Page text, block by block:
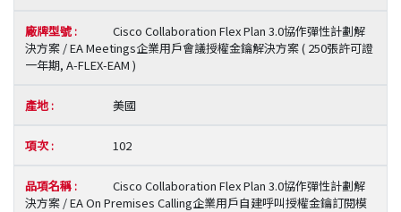
Cisco Collaboration Flex Plan 3.0協作彈性計劃解
決方案 / EA Meetings企業用戶會議授權金鑰解決方案 ( 250張許可證
一年期, A-FLEX-EAM )
美國
102
Cisco Collaboration Flex Plan 3.0協作彈性計劃解
決方案 / EA On Premises Calling企業用戶自建呼叫授權金鑰訂閱模